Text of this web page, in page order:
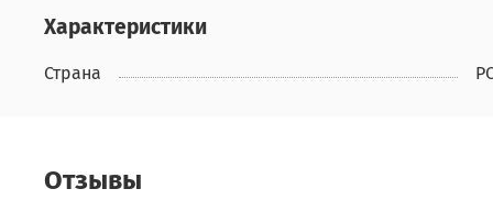
Характеристики
Страна
Отзывы